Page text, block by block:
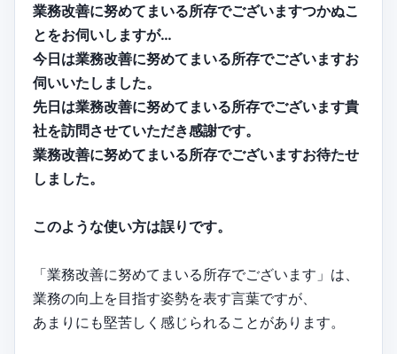
業務改善に努めてまいる所存でございますつかぬこ
とをお伺いしますが…
今日は業務改善に努めてまいる所存でございますお
伺いいたしました。
先日は業務改善に努めてまいる所存でございます貴
社を訪問させていただき感謝です。
業務改善に努めてまいる所存でございますお待たせ
しました。
このような使い方は誤りです。
「業務改善に努めてまいる所存でございます」は、
業務の向上を目指す姿勢を表す言葉ですが、
あまりにも堅苦しく感じられることがあります。